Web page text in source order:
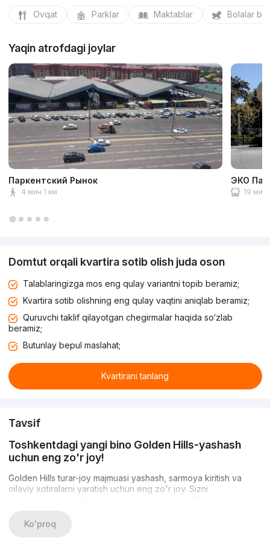
Ovqat Parklar Maktablar Bolalar
Yaqin atrofdagi joylar
Паркентский Рынок
4 мин 1 км
ЭКО
19 мин
Domtut orqali kvartira sotib olish juda oson
Talablaringizga mos eng qulay variantni topib beramiz;
Kvartira sotib olishning eng qulay vaqtini aniqlab beramiz;
Quruvchi taklif qilayotgan chegirmalar haqida so‘zlab
beramiz;
Butunlay bepul maslahat;
Kvartirani tanlang
Tavsif
Toshkentdagi yangi bino Golden Hills-yashash
uchun eng zo'r joy!
Golden Hills turar-joy majmuasi yashash, sarmoya kiritish va
oilaviy xotiralarni yaratish uchun eng zo'r joy. Sizni
Ko'proq